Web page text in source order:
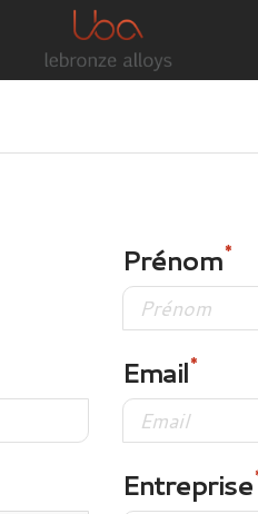
Prénom
Email
Entreprise